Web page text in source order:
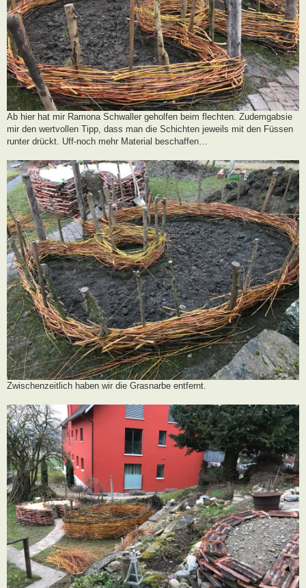
Ab hier hat mir Ramona Schwaller geholfen beim flechten. Zudemgabsie
mir den wertvollen Tipp, dass man die Schichten jeweils mit den Füssen
runter drückt. Uff-noch mehr Material beschaffen…
Zwischenzeitlich haben wir die Grasnarbe entfernt.